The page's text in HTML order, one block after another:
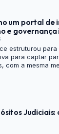
um portal
e
estruturou
para captar
com a mesma
Judiciais: